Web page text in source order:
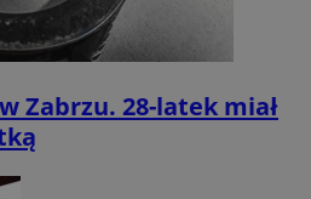
Zabrzu. 28-latek miał